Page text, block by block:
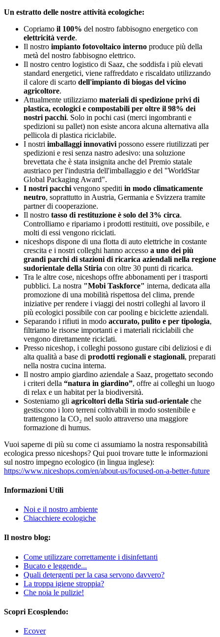
Un estratto delle nostre attività ecologiche:
Copriamo il 100% del nostro fabbisogno energetico con
elettricità verde.
Il nostro impianto fotovoltaico interno produce più della
metà del nostro fabbisogno elettrico.
Il nostro centro logistico di Saaz, che soddisfa i più elevati
standard energetici, viene raffreddato e riscaldato utilizzando
il calore di scarto dell'impianto di biogas del vicino
agricoltore.
Attualmente utilizziamo materiali di spedizione privi di
plastica, ecologici e compostabili per oltre il 98% dei
nostri pacchi. Solo in pochi casi (merci ingombranti e
spedizioni su pallet) non esiste ancora alcuna alternativa alla
pellicola di plastica riciclabile.
I nostri imballaggi innovativi possono essere riutilizzati per
spedizioni e resi senza nastro adesivo: una soluzione
brevettata che è stata insignita anche del Premio statale
austriaco per l'industria dell'imballaggio e del "WorldStar
Global Packaging Award".
I nostri pacchi vengono spediti in modo climaticamente
neutro, soprattutto in Austria, Germania e Svizzera tramite
partner di cooperazione.
Il nostro tasso di restituzione è solo del 3% circa.
Controlliamo e ripariamo i prodotti restituiti, ove possibile, e
molti di essi vengono riciclati.
niceshops dispone di una flotta di auto elettriche in costante
crescita e i nostri colleghi hanno accesso a uno dei più
grandi parchi di stazioni di ricarica aziendali nella regione
sudorientale della Stiria con oltre 30 punti di ricarica.
Tra le altre cose, niceshops offre abbonamenti per i trasporti
pubblici. La nostra "Mobi Taskforce" interna, dedicata alla
promozione di una mobilità rispettosa del clima, prende
iniziative per rendere i viaggi dei nostri colleghi al lavoro il
più ecologici possibile con car pooling e biciclette aziendali.
Separando i rifiuti in modo accurato, pulito e per tipologia,
filtriamo le risorse importanti e i materiali riciclabili che
vengono direttamente riciclati.
Presso niceshop, i colleghi possono gustare cibi deliziosi e di
alta qualità a base di prodotti regionali e stagionali, preparati
nella nostra cucina interna.
Il nostro ampio giardino aziendale a Saaz, progettato secondo
i criteri della “natura in giardino”, offre ai colleghi un luogo
di relax e un habitat per la biodiversità.
Sosteniamo gli agricoltori della Stiria sud-orientale che
gestiscono i loro terreni coltivabili in modo sostenibile e
trattengono la CO₂ nel suolo attraverso una maggiore
formazione di humus.
Vuoi saperne di più su come ci assumiamo la nostra responsabilità
ecologica presso niceshops? Qui puoi trovare tutte le informazioni
sul nostro impegno ecologico (in lingua inglese):
https://www.niceshops.com/en/about-us/focused-on-a-better-future
Informazioni Utili
Noi e il nostro ambiente
Chiacchiere ecologiche
Il nostro blog:
Come utilizzare correttamente i disinfettanti
Bucato e leggende...
Quali detergenti per la casa servono davvero?
La troppa igiene stroppia?
Che noia le pulizie!
Scopri Ecosplendo:
Ecover